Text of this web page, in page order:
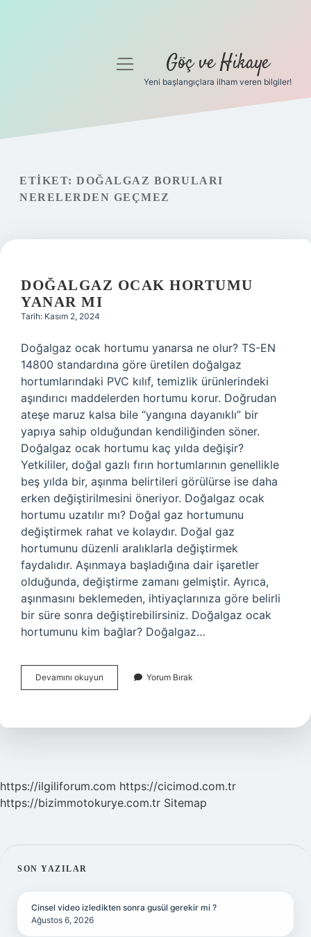
Gizlilik Politikası
Hakkımızda
menüyü
Göç ve Hikaye
Yeni başlangıçlara ilham veren bilgiler!
ETIKET: DOĞALGAZ BORULARI
NERELERDEN GEÇMEZ
DOĞALGAZ OCAK HORTUMU
YANAR MI
Tarih: Kasım 2, 2024
Doğalgaz ocak hortumu yanarsa ne olur? TS-EN
14800 standardına göre üretilen doğalgaz
hortumlarındaki PVC kılıf, temizlik ürünlerindeki
aşındırıcı maddelerden hortumu korur. Doğrudan
ateşe maruz kalsa bile “yangına dayanıklı” bir
yapıya sahip olduğundan kendiliğinden söner.
Doğalgaz ocak hortumu kaç yılda değişir?
Yetkililer, doğal gazlı fırın hortumlarının genellikle
beş yılda bir, aşınma belirtileri görülürse ise daha
erken değiştirilmesini öneriyor. Doğalgaz ocak
hortumu uzatılır mı? Doğal gaz hortumunu
değiştirmek rahat ve kolaydır. Doğal gaz
hortumunu düzenli aralıklarla değiştirmek
faydalıdır. Aşınmaya başladığına dair işaretler
olduğunda, değiştirme zamanı gelmiştir. Ayrıca,
aşınmasını beklemeden, ihtiyaçlarınıza göre belirli
bir süre sonra değiştirebilirsiniz. Doğalgaz ocak
hortumunu kim bağlar? Doğalgaz…
Devamını okuyun Doğalgaz
Ocak
Mı
Yorum Bırak
https://ilgiliforum.com https://cicimod.com.tr
https://bizimmotokurye.com.tr Sitemap
SIDEBAR
SON YAZILAR
Cinsel video izledikten sonra gusül gerekir mi ?
Ağustos 6, 2026